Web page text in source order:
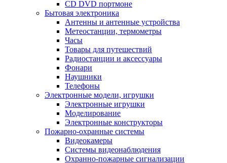
CD DVD портмоне
Бытовая электроника
Антенны и антенные устройства
Метеостанции, термометры
Часы
Товары для путешествий
Радиостанции и аксессуары
Фонари
Наушники
Телефоны
Электронные модели, игрушки
Электронные игрушки
Моделирование
Электронные конструкторы
Пожарно-охранные системы
Видеокамеры
Системы видеонаблюдения
Охранно-пожарные сигнализации